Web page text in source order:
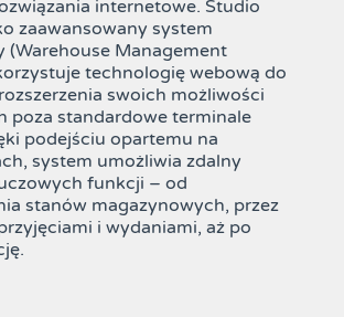
internetowe. Studio
zaawansowany system
(Warehouse Management
technologię webową do
swoich możliwości
poza standardowe terminale
podejściu opartemu na
system umożliwia zdalny
funkcji – od
stanów magazynowych, przez
i wydaniami, aż po